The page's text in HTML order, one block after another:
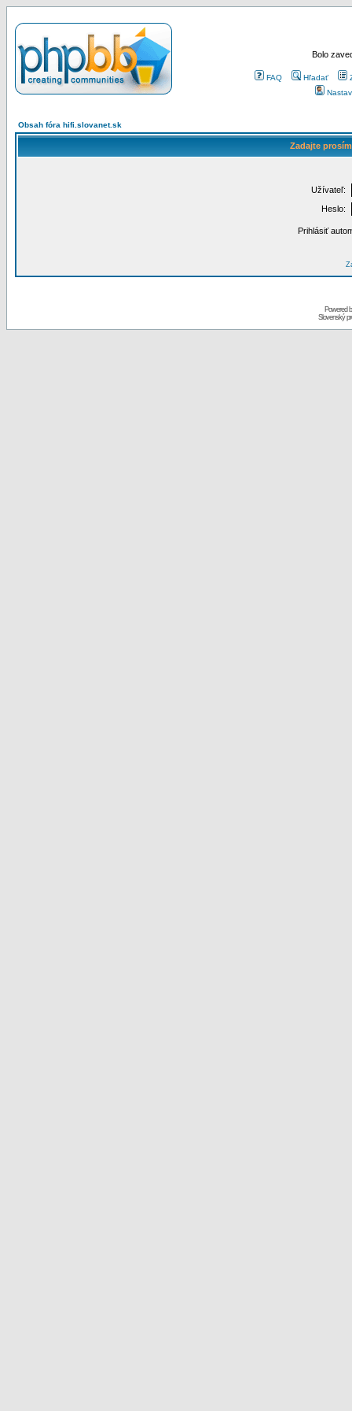
Bolo
FAQ Hľadať
Obsah fóra hifi.slovanet.sk
Zadajte
Užívateľ:
Heslo:
Prihlásiť
Powered
Slovenský